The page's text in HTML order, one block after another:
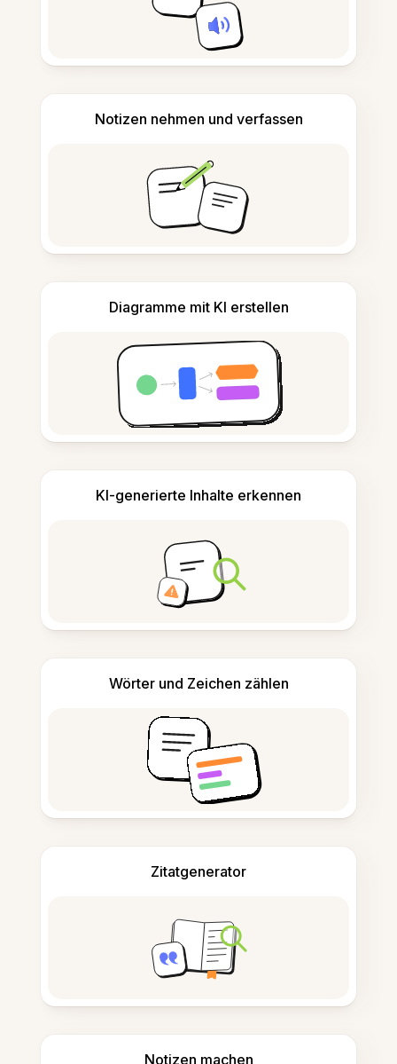
Notizen nehmen und verfassen
Diagramme mit KI erstellen
KI-generierte Inhalte erkennen
Wörter und Zeichen zählen
Zitatgenerator
Notizen machen